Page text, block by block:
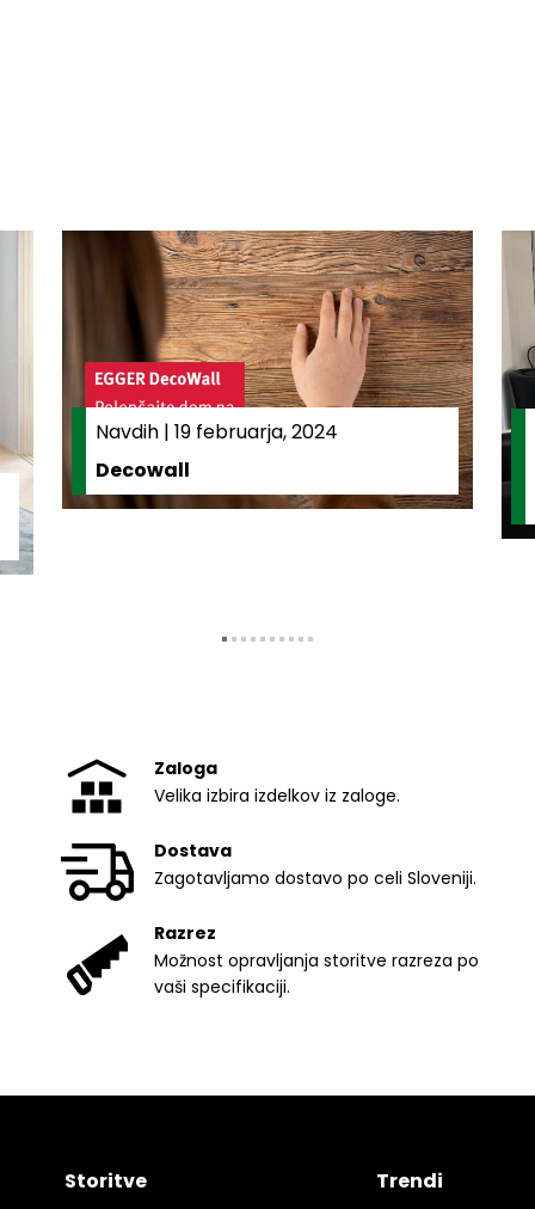
Navdih | 19 februarja, 2024
Decowall
Zaloga
Velika izbira izdelkov iz zaloge.
Dostava
Zagotavljamo dostavo po celi Sloveniji.
Razrez
Možnost opravljanja storitve razreza po
vaši specifikaciji.
Storitve Trendi